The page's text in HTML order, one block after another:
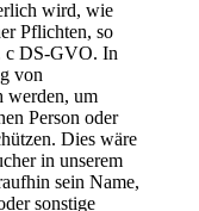
wird, wie
Pflichten, so
c DS-GVO. In
von
werden, um
Person oder
Dies wäre
in unserem
sein Name,
sonstige